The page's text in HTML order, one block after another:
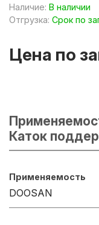
Наличие: В наличии
Отгрузка: Срок по
Цена по
Каток
Применяемость
DOOSAN